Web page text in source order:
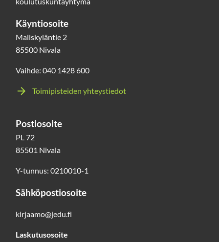
Käyntiosoite
Maliskyläntie 2
85500 Nivala
Vaihde: 040 1428 600
Toimipisteiden yhteystiedot
Postiosoite
PL 72
85501 Nivala
Y-tunnus: 0210010-1
Sähköpostiosoite
kirjaamo@jedu.fi
Laskutusosoite